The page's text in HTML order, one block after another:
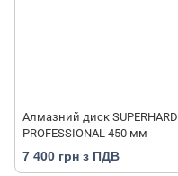
Алмазний диск SUPERHARD
PROFESSIONAL 450 мм
7 400 грн з ПДВ